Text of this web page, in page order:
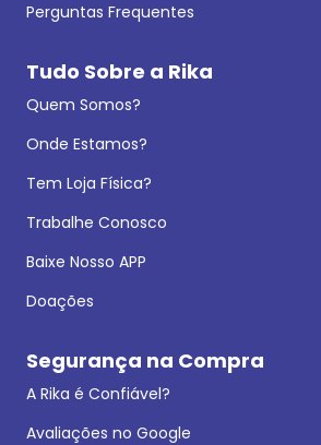
Perguntas Frequentes
Tudo Sobre a Rika
Quem Somos?
Onde Estamos?
Tem Loja Física?
Trabalhe Conosco
Baixe Nosso APP
Doações
Segurança na Compra
A Rika é Confiável?
Avaliações no Google